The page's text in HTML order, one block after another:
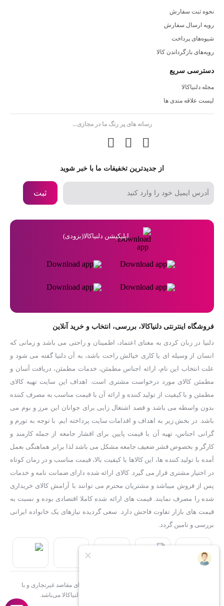
نحوه ثبت سفارش
رویه ارسال سفارش
شیوه‌های پرداخت
رویه‌های بازگرداندن کالا
دسترسی سریع
مجله دلنیاکالا
لیست علاقه مندی ها
رسانه های پر رنگ ما در مجازی...
از جدیدترین تخفیفات ما با خبر شوید
ثبت
اپلیکیشن دلنیاکالا(بزودی)
فروشگاه اینترنتی دلنیاکالا، بررسی، انتخاب و خرید آنلاین
دلنیا در زبان کردی به معنای اعتماد، اطمینان و راحتی می باشد و زمانی که
انسان از وسیله ای یا کاری خیالش راحت باشد، به آن دلنیا گفته می شود و
علت انتخاب این نام، ارائه اجناس مطمئن، خدمات مطمئن، دریافت آسان و
مطمئن کالای مورد درخواست مشتری است. اهداف این سایت تهیه کالای
مطمئن و با کیفیت از تولید کننده و ارائه آن با قیمت مناسب به مصرف کننده
بدون واسطه می باشد و قصد اشتغال زایی برای جوانان این مرز و بوم می
باشد. در بخش زیر به اهداف و اقدامات سایت پرداخته ایم. با توجه به تورم و
گرانی اجناس، تهیه آن با قیمت پایین برای اقشار جامعه از جمله کارمند و
کارگر و بخصوص قشر ضعیف جامعه مشکل می باشد لذا برابر هماهنگی بعمل
آمده با تولید کننده ها، این کالاها با کیفیت بالا، قیمت مناسب و در زمان کوتاه
در اختیار مشتری قرار می گیرد. کالای ارائه شده دارای ضمانت نامه و خدمات
پس از فروش میباشد و مشتریان محترم می توانند با آرامش کالای خریداری
شده را مصرف نمایند. قیمت های ارائه شده کاملا اقتصادی بوده و نسبت به
قیمت های بازار تفاوت فاحش دارد. سعی گردیده نیازهای یک خانواده ایرانی
بررسی و تامین گردد.
استفاده از مطالب فروشگاه اینترنتی دلنیاکالا فقط برای مقاصد غیرتجاری و با
ذکر منبع بلامانع است. کلیه حقوق این سایت متعلق به دلنیاکالا می‌باشد.